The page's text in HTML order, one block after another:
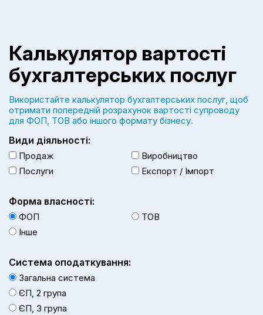
Калькулятор вартості
бухгалтерських послуг
Використайте калькулятор бухгалтерських послуг, щоб
отримати попередній розрахунок вартості супроводу
для ФОП, ТОВ або іншого формату бізнесу.
Види діяльності:
Продаж
Виробництво
Послуги
Експорт / Імпорт
Форма власності:
ФОП
ТОВ
Інше
Система оподаткування:
Загальна система
ЄП, 2 група
ЄП, 3 група